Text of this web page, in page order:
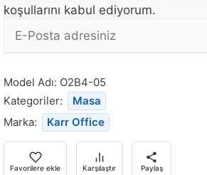
koşullarını kabul ediyorum.
posta
ürün
stoğa
döndüğünde
bildirim
almak
için
Model Adı: O2B4-05
Kategoriler:
Masa
Marka:
Karr Office
Favorilere ekle Karşılaştır Paylaş